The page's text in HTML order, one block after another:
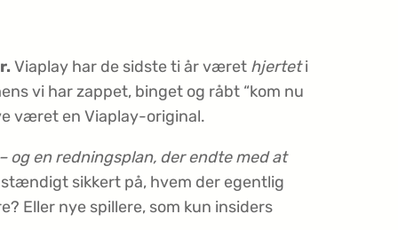
Viaplay har de sidste ti år været hjerteti
vi har zappet, binget og råbt “kom nu
været en Viaplay-original.
og en redningsplan, der endte med at
sikkert på, hvem der egentlig
Eller nye spillere, som kun insiders